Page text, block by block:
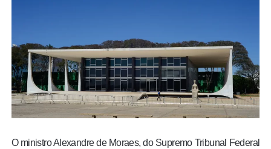
ENTRETENIMENTO
ENQUETE
TV LPB
O ministro Alexandre de Moraes, do Supremo Tribunal Federal